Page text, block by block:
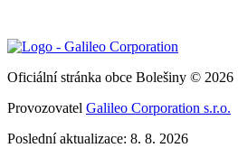
Oficiální stránka obce Bolešiny © 2026
Provozovatel Galileo Corporation s.r.o.
Poslední aktualizace: 8. 8. 2026